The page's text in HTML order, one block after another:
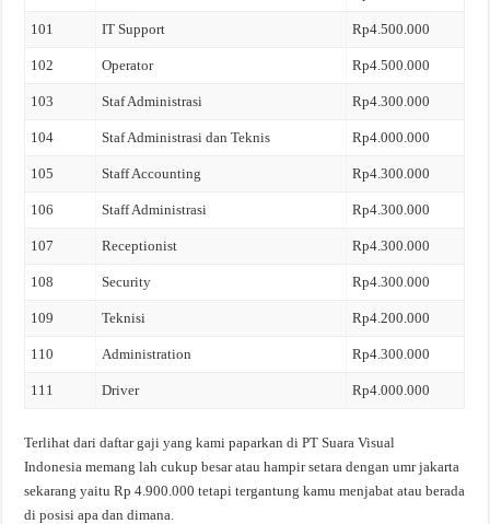
101 IT Support Rp4.500.000
102 Operator Rp4.500.000
103 Staf Administrasi Rp4.300.000
104 Staf Administrasi dan Teknis Rp4.000.000
105 Staff Accounting Rp4.300.000
106 Staff Administrasi Rp4.300.000
107 Receptionist Rp4.300.000
108 Security Rp4.300.000
109 Teknisi Rp4.200.000
110 Administration Rp4.300.000
111 Driver Rp4.000.000
Terlihat dari daftar gaji yang kami paparkan di PT Suara Visual
Indonesia memang lah cukup besar atau hampir setara dengan umr jakarta
sekarang yaitu Rp 4.900.000 tetapi tergantung kamu menjabat atau berada
di posisi apa dan dimana.